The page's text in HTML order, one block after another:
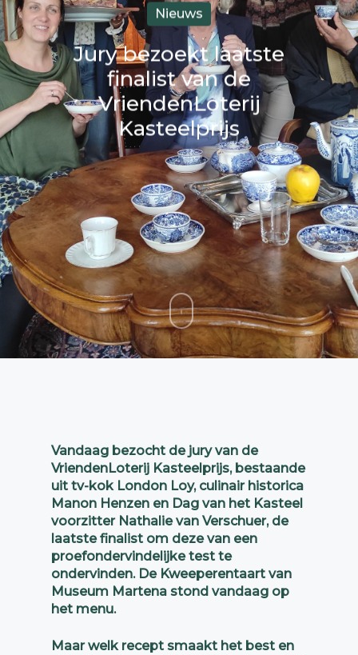
Nieuws
Jury bezoekt laatste
finalist van de
VriendenLoterij
Kasteelprijs
Vandaag bezocht de jury van de
VriendenLoterij Kasteelprijs, bestaande
uit tv-kok London Loy, culinair historica
Manon Henzen en Dag van het Kasteel
voorzitter Nathalie van Verschuer, de
laatste finalist om deze van een
proefondervindelijke test te
ondervinden. De Kweeperentaart van
Museum Martena stond vandaag op
het menu.
Maar welk recept smaakt het best en